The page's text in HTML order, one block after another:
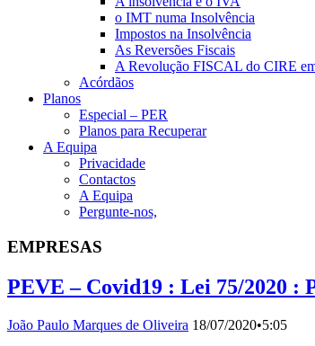
o IMT numa Insolvência
Impostos na Insolvência
As Reversões Fiscais
A Revolução FISCAL do CIRE
Acórdãos
Planos
Especial – PER
Planos para Recuperar
A Equipa
Privacidade
Contactos
A Equipa
Pergunte-nos,
EMPRESAS
PEVE – Covid19 : Lei 75/2020 :
João Paulo Marques de Oliveira 18/07/2020•5:05